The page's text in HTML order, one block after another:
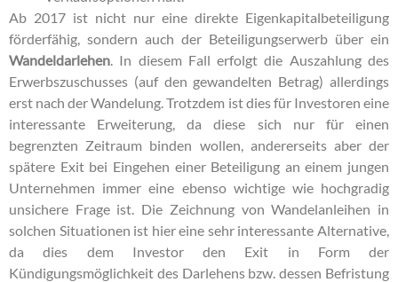
Ab 2017 ist nicht nur eine direkte Eigenkapitalbeteiligung
förderfähig, sondern auch der Beteiligungserwerb über ein
Wandeldarlehen . In diesem Fall erfolgt die Auszahlung des
Erwerbszuschusses (auf den gewandelten Betrag) allerdings
erst nach der Wandelung. Trotzdem ist dies für Investoren eine
interessante Erweiterung, da diese sich nur für einen
begrenzten Zeitraum binden wollen, andererseits aber der
spätere Exit bei Eingehen einer Beteiligung an einem jungen
Unternehmen immer eine ebenso wichtige wie hochgradig
unsichere Frage ist. Die Zeichnung von Wandelanleihen in
solchen Situationen ist hier eine sehr interessante Alternative,
da dies dem Investor den Exit in Form der
Kündigungsmöglichkeit des Darlehens bzw. dessen Befristung